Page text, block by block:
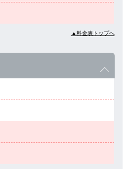
▲料金表トップへ